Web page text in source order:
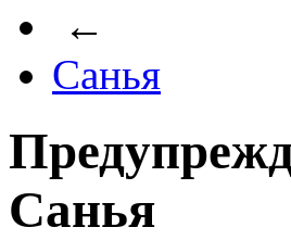
←
Санья
Санья